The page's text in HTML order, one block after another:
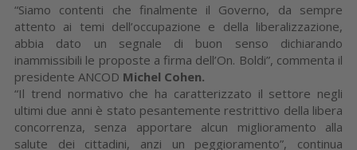
“Siamo contenti che finalmente il Governo, da sempre
attento ai temi dell’occupazione e della liberalizzazione,
abbia dato un segnale di buon senso dichiarando
inammissibili le proposte a firma dell’On. Boldi”, commenta il
presidente ANCOD Michel Cohen.
“Il trend normativo che ha caratterizzato il settore negli
ultimi due anni è stato pesantemente restrittivo della libera
concorrenza, senza apportare alcun miglioramento alla
salute dei cittadini, anzi un peggioramento”, continua